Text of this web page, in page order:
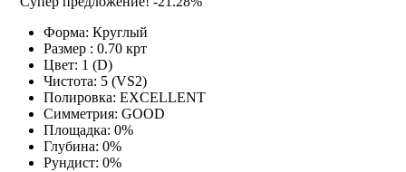
Форма: Круглый
Размер : 0.70 крт
Цвет: 1 (D)
Чистота: 5 (VS2)
Полировка: EXCELLENT
Симметрия: GOOD
Площадка: 0%
Глубина: 0%
Рундист: 0%